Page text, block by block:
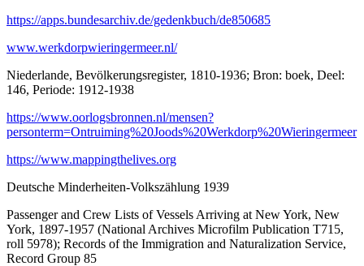
https://apps.bundesarchiv.de/gedenkbuch/de850685
www.werkdorpwieringermeer.nl/
Niederlande, Bevölkerungsregister, 1810-1936; Bron: boek, Deel:
146, Periode: 1912-1938
https://www.oorlogsbronnen.nl/mensen?
personterm=Ontruiming%20Joods%20Werkdorp%20Wieringermeer
https://www.mappingthelives.org
Deutsche Minderheiten-Volkszählung 1939
Passenger and Crew Lists of Vessels Arriving at New York, New
York, 1897-1957 (National Archives Microfilm Publication T715,
roll 5978); Records of the Immigration and Naturalization Service,
Record Group 85